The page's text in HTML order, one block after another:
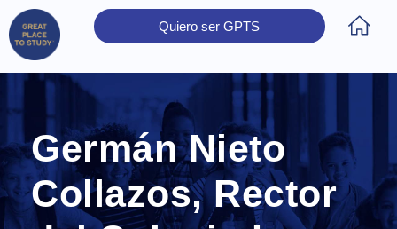
Quiero ser GPTS
Germán Nieto
Collazos, Rector